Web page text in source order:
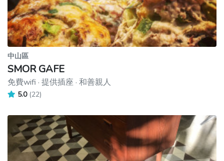
中山區
SMOR GAFE
免費wifi · 提供插座 · 和善親人
5.0 (22)